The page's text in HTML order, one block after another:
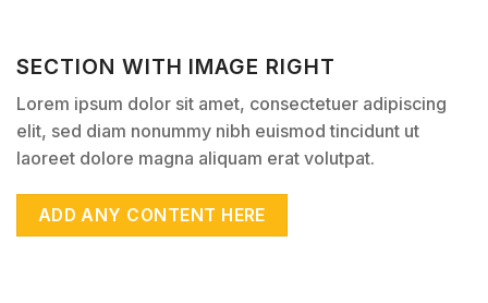
SECTION WITH IMAGE RIGHT
Lorem ipsum dolor sit amet, consectetuer adipiscing
elit, sed diam nonummy nibh euismod tincidunt ut
laoreet dolore magna aliquam erat volutpat.
ADD ANY CONTENT HERE